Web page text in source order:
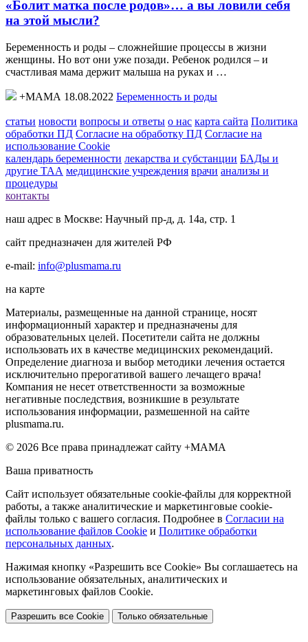
«Болит матка после родов»… а вы ловили себя
на этой мысли?
Беременность и роды – сложнейшие процессы в жизни
женщины. Но вот они уже позади. Ребенок родился – и
счастливая мама держит малыша на руках и …
+МАМА 18.08.2022 Беременность и роды
статьи новости вопросы и ответы о нас карта сайта Политика
обработки ПД Согласие на обработку ПД Согласие на
использование Cookie
календарь беременности лекарства и субстанции БАДы и
другие ТАА медицинские учреждения врачи анализы и
процедуры
контакты
наш адрес в Москве: Научный пр-д, д. 14а, стр. 1
сайт предназначен для жителей РФ
e-mail: info@plusmama.ru
на карте
Материалы, размещенные на данной странице, носят
информационный характер и предназначены для
образовательных целей. Посетители сайта не должны
использовать их в качестве медицинских рекомендаций.
Определение диагноза и выбор методики лечения остается
исключительно прерогативой вашего лечащего врача!
Компания не несет ответственности за возможные
негативные последствия, возникшие в результате
использования информации, размешенной на сайте
plusmama.ru.
© 2026 Все права принадлежат сайту +МАМА
Ваша приватность
Сайт использует обязательные cookie-файлы для корректной
работы, а также аналитические и маркетинговые cookie-
файлы только с вашего согласия. Подробнее в Согласии на
использование файлов Cookie и Политике обработки
персональных данных.
Нажимая кнопку «Разрешить все Cookie» Вы соглашаетесь на
использование обязательных, аналитических и
маркетинговых файлов Cookie.
Разрешить все Cookie Только обязательные